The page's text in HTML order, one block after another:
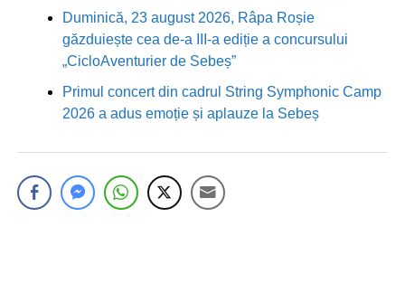
Duminică, 23 august 2026, Râpa Roșie
găzduiește cea de-a III-a ediție a concursului
„CicloAventurier de Sebeș”
Primul concert din cadrul String Symphonic Camp
2026 a adus emoție și aplauze la Sebeș